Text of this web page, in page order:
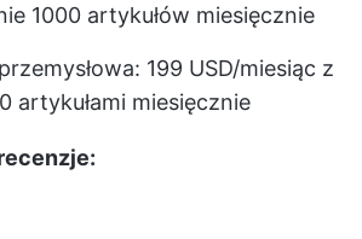
1000 artykułów miesięcznie
199 USD/miesiąc z
artykułami miesięcznie